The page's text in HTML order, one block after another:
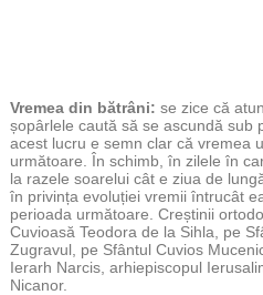
Vremea din bătrâni: se zice că
șopârlele caută să se ascundă sub
acest lucru e semn clar că vremea
următoare. În schimb, în zilele în
la razele soarelui cât e ziua de
în privința evoluției vremii întrucât
perioada următoare. Creștinii
Cuvioasă Teodora de la Sihla, pe
Zugravul, pe Sfântul Cuvios
Ierarh Narcis, arhiepiscopul
Nicanor.